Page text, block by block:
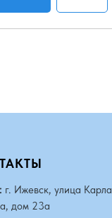
г. Ижевск, улица Карла
дом 23а